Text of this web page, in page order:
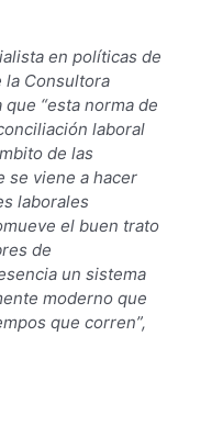
en políticas de
la Consultora
que “esta norma de
laboral
de las
se viene a hacer
laborales
el buen trato
de
un sistema
moderno que
que corren”,